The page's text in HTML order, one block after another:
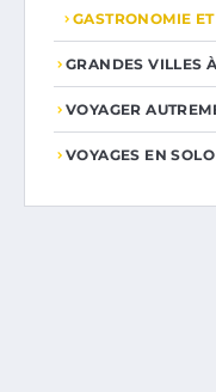
GASTRONOMIE
GRANDES VILLES
VOYAGER
VOYAGES EN SOLO